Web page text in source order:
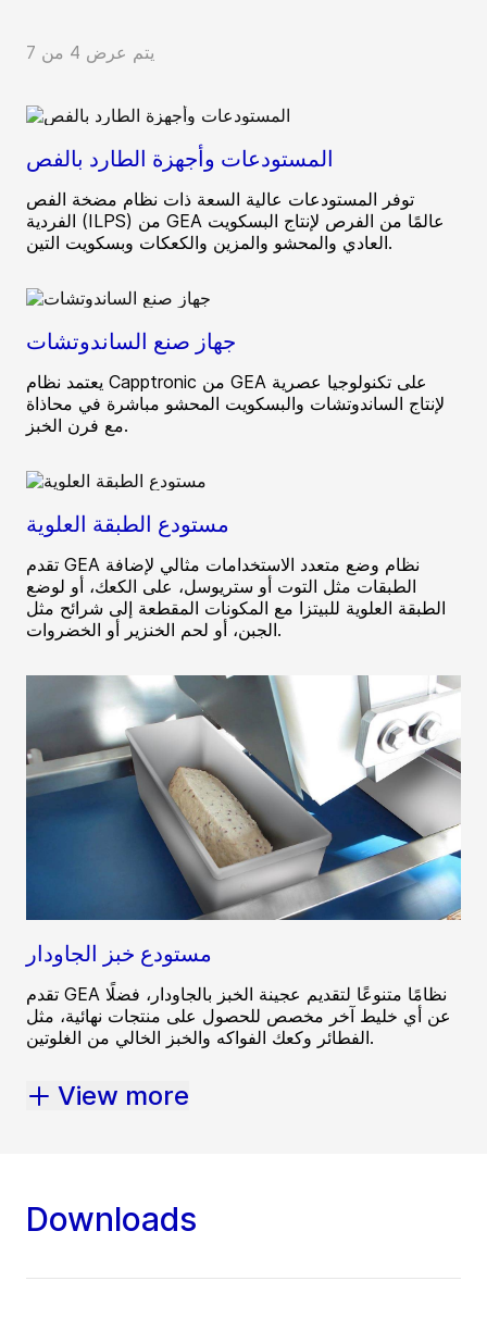
يتم عرض 4 من 7
المستودعات وأجهزة الطارد بالفص
توفر المستودعات عالية السعة ذات نظام مضخة الفص
الفردية (ILPS) من GEA عالمًا من الفرص لإنتاج البسكويت
العادي والمحشو والمزين والكعكات وبسكويت التين.
جهاز صنع الساندوتشات
يعتمد نظام Capptronic من GEA على تكنولوجيا عصرية
لإنتاج الساندوتشات والبسكويت المحشو مباشرة في محاذاة
مع فرن الخبز.
مستودع الطبقة العلوية
تقدم GEA نظام وضع متعدد الاستخدامات مثالي لإضافة
الطبقات مثل التوت أو ستريوسل، على الكعك، أو لوضع
الطبقة العلوية للبيتزا مع المكونات المقطعة إلى شرائح مثل
الجبن، أو لحم الخنزير أو الخضروات.
مستودع خبز الجاودار
تقدم GEA نظامًا متنوعًا لتقديم عجينة الخبز بالجاودار، فضلًا
عن أي خليط آخر مخصص للحصول على منتجات نهائية، مثل
الفطائر وكعك الفواكه والخبز الخالي من الغلوتين.
View more
Downloads